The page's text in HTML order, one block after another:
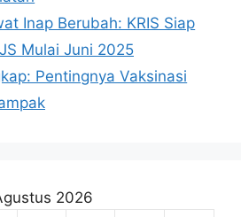
Inap Berubah: KRIS Siap
Mulai Juni 2025
Pentingnya Vaksinasi
2026